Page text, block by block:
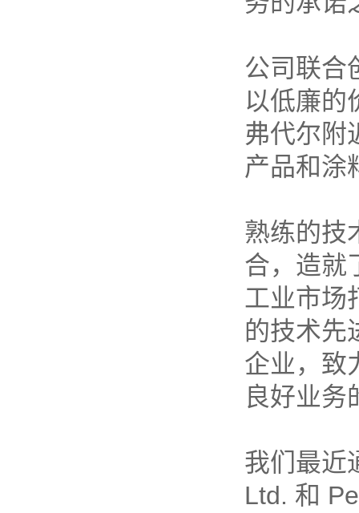
公司联合
以低廉的
弗代尔附
产品和涂
熟练的技
合，造就
工业市场
的技术先
企业，致
良好业务
我们最近
Ltd. 和